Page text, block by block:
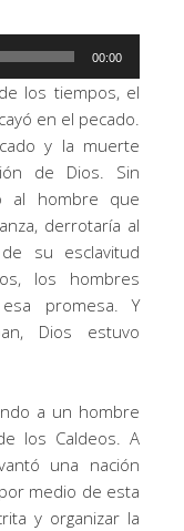
00:00
los tiempos, el
en el pecado.
y la muerte
de Dios. Sin
al hombre que
derrotaría al
su esclavitud
los hombres
promesa. Y
Dios estuvo
a un hombre
los Caldeos. A
una nación
medio de esta
y organizar la